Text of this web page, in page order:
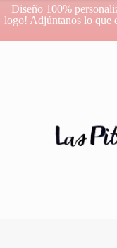
Diseño 100%
logo! Adjúntanos lo que